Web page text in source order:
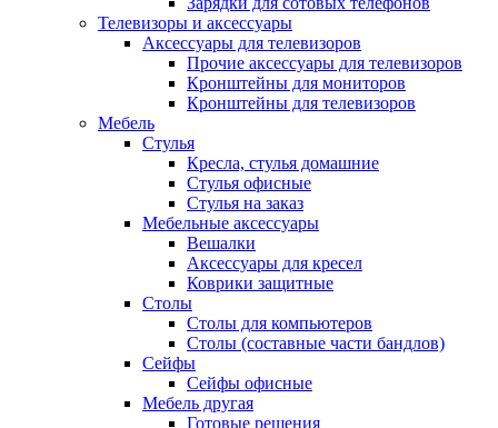
Телевизоры и аксессуары
Аксессуары для телевизоров
Прочие аксессуары для телевизоров
Кронштейны для мониторов
Кронштейны для телевизоров
Мебель
Стулья
Кресла, стулья домашние
Стулья офисные
Стулья на заказ
Мебельные аксессуары
Вешалки
Аксессуары для кресел
Коврики защитные
Столы
Столы для компьютеров
Столы (составные части бандлов)
Сейфы
Сейфы офисные
Мебель другая
Готовые решения